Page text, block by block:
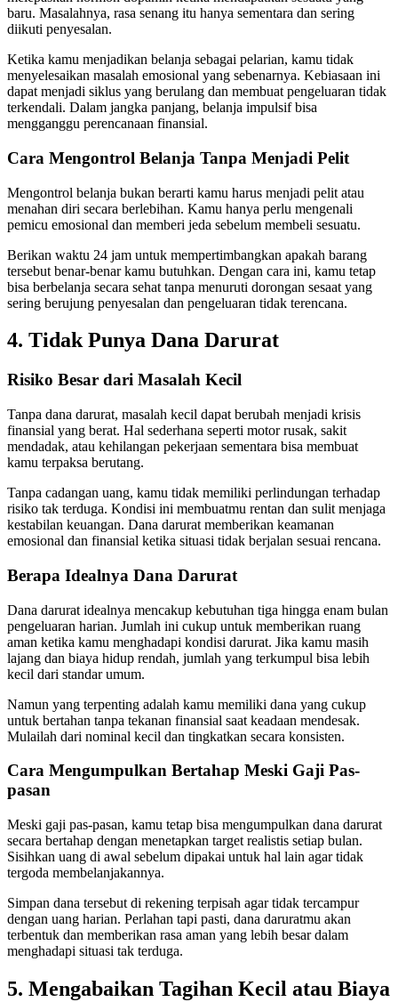
baru. Masalahnya, rasa senang itu hanya sementara dan sering
diikuti penyesalan.
Ketika kamu menjadikan belanja sebagai pelarian, kamu tidak
menyelesaikan masalah emosional yang sebenarnya. Kebiasaan ini
dapat menjadi siklus yang berulang dan membuat pengeluaran tidak
terkendali. Dalam jangka panjang, belanja impulsif bisa
mengganggu perencanaan finansial.
Cara Mengontrol Belanja Tanpa Menjadi Pelit
Mengontrol belanja bukan berarti kamu harus menjadi pelit atau
menahan diri secara berlebihan. Kamu hanya perlu mengenali
pemicu emosional dan memberi jeda sebelum membeli sesuatu.
Berikan waktu 24 jam untuk mempertimbangkan apakah barang
tersebut benar-benar kamu butuhkan. Dengan cara ini, kamu tetap
bisa berbelanja secara sehat tanpa menuruti dorongan sesaat yang
sering berujung penyesalan dan pengeluaran tidak terencana.
4. Tidak Punya Dana Darurat
Risiko Besar dari Masalah Kecil
Tanpa dana darurat, masalah kecil dapat berubah menjadi krisis
finansial yang berat. Hal sederhana seperti motor rusak, sakit
mendadak, atau kehilangan pekerjaan sementara bisa membuat
kamu terpaksa berutang.
Tanpa cadangan uang, kamu tidak memiliki perlindungan terhadap
risiko tak terduga. Kondisi ini membuatmu rentan dan sulit menjaga
kestabilan keuangan. Dana darurat memberikan keamanan
emosional dan finansial ketika situasi tidak berjalan sesuai rencana.
Berapa Idealnya Dana Darurat
Dana darurat idealnya mencakup kebutuhan tiga hingga enam bulan
pengeluaran harian. Jumlah ini cukup untuk memberikan ruang
aman ketika kamu menghadapi kondisi darurat. Jika kamu masih
lajang dan biaya hidup rendah, jumlah yang terkumpul bisa lebih
kecil dari standar umum.
Namun yang terpenting adalah kamu memiliki dana yang cukup
untuk bertahan tanpa tekanan finansial saat keadaan mendesak.
Mulailah dari nominal kecil dan tingkatkan secara konsisten.
Cara Mengumpulkan Bertahap Meski Gaji Pas-
pasan
Meski gaji pas-pasan, kamu tetap bisa mengumpulkan dana darurat
secara bertahap dengan menetapkan target realistis setiap bulan.
Sisihkan uang di awal sebelum dipakai untuk hal lain agar tidak
tergoda membelanjakannya.
Simpan dana tersebut di rekening terpisah agar tidak tercampur
dengan uang harian. Perlahan tapi pasti, dana daruratmu akan
terbentuk dan memberikan rasa aman yang lebih besar dalam
menghadapi situasi tak terduga.
5. Mengabaikan Tagihan Kecil atau Biaya